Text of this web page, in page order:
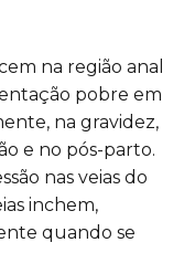
na região anal
pobre em
na gravidez,
e no pós-parto.
nas veias do
inchem,
quando se